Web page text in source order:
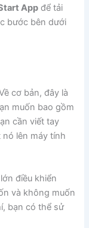
App để tải
bước bên dưới
cơ bản, đây là
muốn bao gồm
cần viết tay
lên máy tính
điều khiển
và không muốn
bạn có thể sử